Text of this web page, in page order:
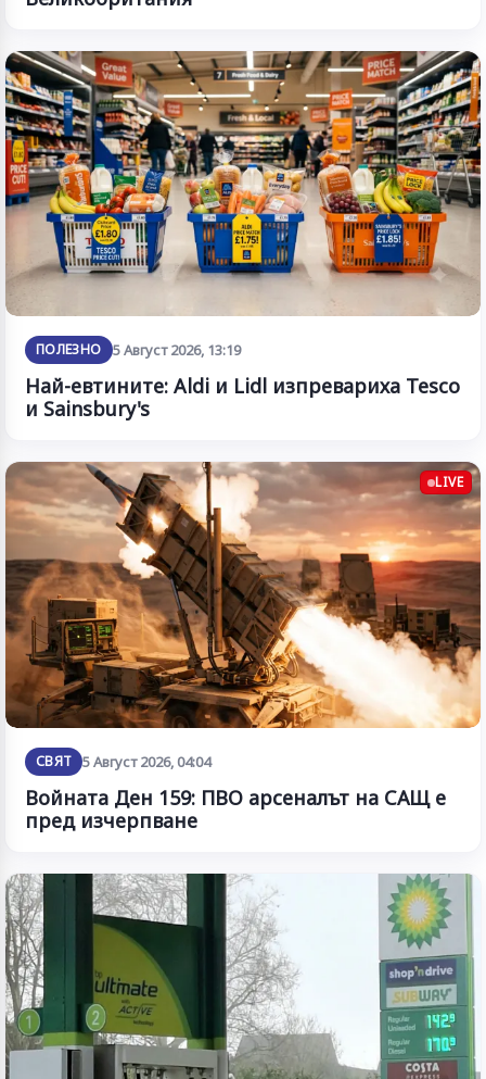
ПОЛЕЗНО 5 Август 2026, 13:19
Най-евтините: Aldi и Lidl изпревариха Tesco
и Sainsbury's
LIVE
СВЯТ 5 Август 2026, 04:04
Войната Ден 159: ПВО арсеналът на САЩ е
пред изчерпване